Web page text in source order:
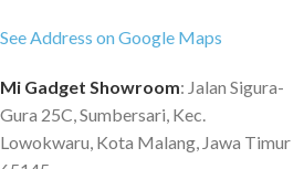
Head Kepala vacuum cleaner dapat
kebutuhan. Tersedia beberapa kepala
seperti kepala untuk menyapu lantai,
noozle panjang dan kepala brush. Rear
See Address on Google Maps
Mi Gadget Showroom: Jalan Sigura-
Gura 25C, Sumbersari, Kec.
Lowokwaru, Kota Malang, Jawa Timur